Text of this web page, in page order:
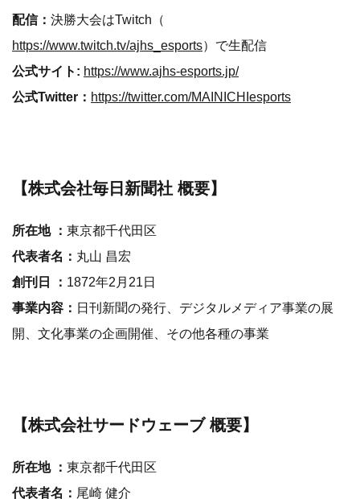
配信： 決勝大会はTwitch（
https://www.twitch.tv/ajhs_esports）で生配信
公式サイト: https://www.ajhs-esports.jp/
公式Twitter： https://twitter.com/MAINICHIesports
【株式会社毎日新聞社 概要】
所在地 ： 東京都千代田区
代表者名： 丸山 昌宏
創刊日 ： 1872年2月21日
事業内容： 日刊新聞の発行、デジタルメディア事業の展
開、文化事業の企画開催、その他各種の事業
【株式会社サードウェーブ 概要】
所在地 ： 東京都千代田区
代表者名： 尾崎 健介